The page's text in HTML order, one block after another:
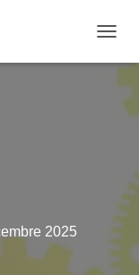
U
R
2025